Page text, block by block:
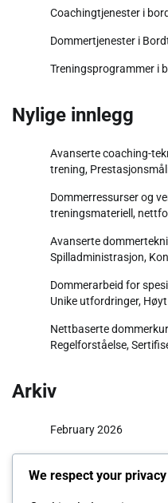
Coachingtjenester i
Dommertjenester i
Treningsprogrammer i
Nylige innlegg
Avanserte coaching-
trening,
Dommerressurser og
treningsmateriell,
Avanserte
Spilladministrasjon,
Dommerarbeid for
Unike utfordringer,
Nettbaserte
Regelforståelse,
Arkiv
February 2026
January 2026
We respect your privacy